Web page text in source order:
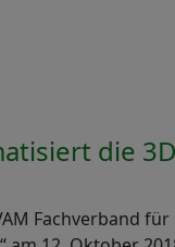
die
Fachverband